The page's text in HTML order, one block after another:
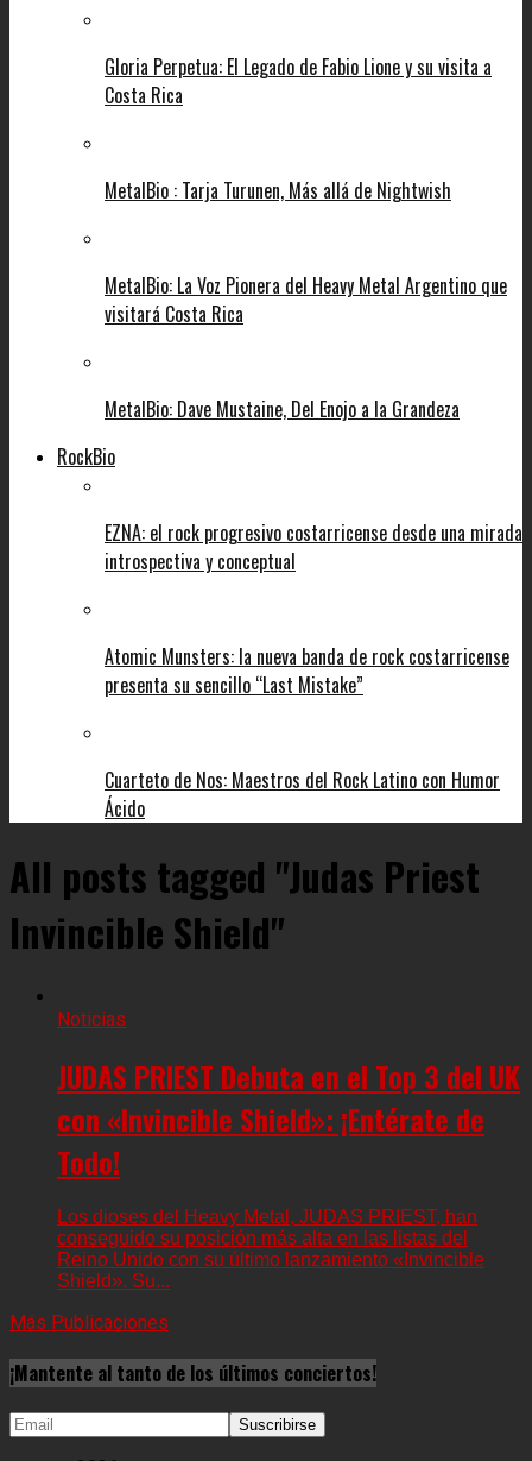
Gloria Perpetua: El Legado de Fabio Lione y su visita a
Costa Rica
MetalBio : Tarja Turunen, Más allá de Nightwish
MetalBio: La Voz Pionera del Heavy Metal Argentino que
visitará Costa Rica
MetalBio: Dave Mustaine, Del Enojo a la Grandeza
RockBio
EZNA: el rock progresivo costarricense desde una mirada
introspectiva y conceptual
Atomic Munsters: la nueva banda de rock costarricense
presenta su sencillo “Last Mistake”
Cuarteto de Nos: Maestros del Rock Latino con Humor
Ácido
All posts tagged "Judas Priest
Invincible Shield"
Noticias
JUDAS PRIEST Debuta en el Top 3 del UK
con «Invincible Shield»: ¡Entérate de
Todo!
Los dioses del Heavy Metal, JUDAS PRIEST, han
conseguido su posición más alta en las listas del
Reino Unido con su último lanzamiento «Invincible
Shield». Su...
Más Publicaciones
¡Mantente al tanto de los últimos conciertos!